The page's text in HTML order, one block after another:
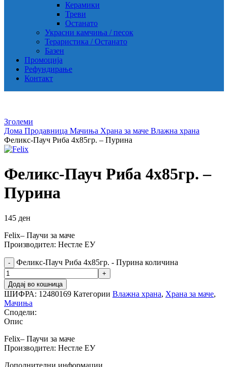
Керамики
Треви
Останато
Украсни камчиња / песок
Тераристика / Останато
Базен
Промоција
Рефундирање
Контакт
Зголеми
Дома Продавница Мачиња Храна за маче Влажна храна
Феликс-Пауч Риба 4х85гр. – Пурина
Феликс-Пауч Риба 4х85гр. –
Пурина
145 ден
Felix– Паучи за маче
Производител: Нестле ЕУ
Феликс-Пауч Риба 4х85гр. - Пурина количина
Додај во кошница
ШИФРА: 12480169 Категории Влажна храна, Храна за маче,
Мачиња
Сподели:
Опис
Felix– Паучи за маче
Производител: Нестле ЕУ
Дополнителни информации